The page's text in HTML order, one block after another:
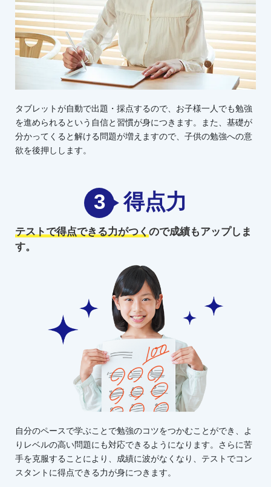
タブレットが自動で出題・採点するので、お子様一人でも勉強
を進められるという自信と習慣が身につきます。また、基礎が
分かってくると解ける問題が増えますので、子供の勉強への意
欲を後押しします。
3 得点力
テストで得点できる力がつくので成績もアップしま
す。
自分のペースで学ぶことで勉強のコツをつかむことができ、よ
りレベルの高い問題にも対応できるようになります。さらに苦
手を克服することにより、成績に波がなくなり、テストでコン
スタントに得点できる力が身につきます。